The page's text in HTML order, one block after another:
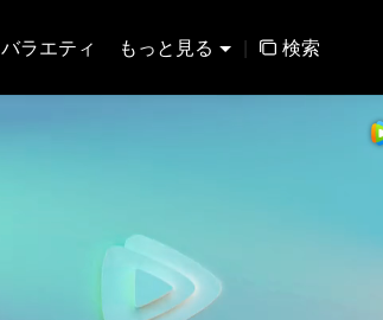
バラエティ もっと見る | 検索